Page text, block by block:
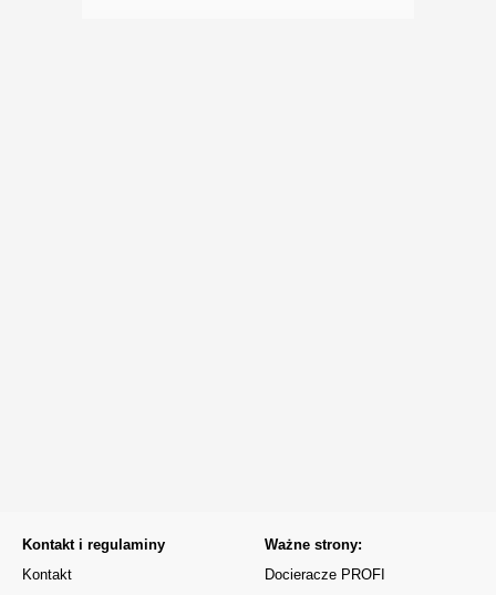
Kontakt i regulaminy
Kontakt
Ważne strony:
Docieracze PROFI